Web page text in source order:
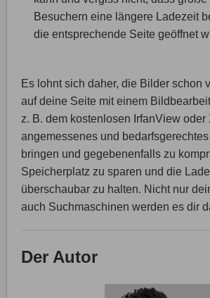
Besuchern eine längere Ladezeit
die entsprechende Seite geöffnet
Es lohnt sich daher, die Bilder schon
auf deine Seite mit einem
z. B. dem kostenlosen IrfanView oder
angemessenes und
bringen und gegebenenfalls zu
Speicherplatz zu sparen und die
überschaubar zu halten. Nicht nur
auch Suchmaschinen werden es dir
Der Autor